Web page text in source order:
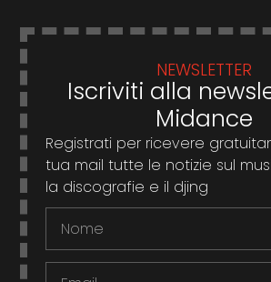
NEWSLETTER
Iscriviti alla
Midance
Registrati per ricevere
tua mail tutte le notizie sul
la discografie e il djing